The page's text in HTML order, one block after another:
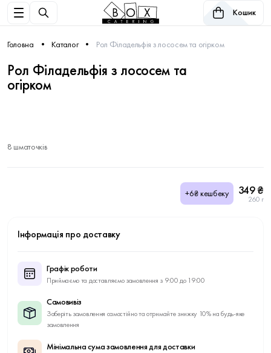
Кошик
Головна Каталог Рол Філадельфія з лососем та огірком
Рол Філадельфія з лососем та
огірком
8 шматочків
+6₴ кешбеку 349 ₴
260 г
Інформація про доставку
Графік роботи
Приймаємо та доставляємо замовлення з 9:00 до 19:00
Самовивіз
Заберіть замовлення самостійно та отримайте знижку 10% на будь-яке
замовлення
Мінімальна сума замовлення для доставки